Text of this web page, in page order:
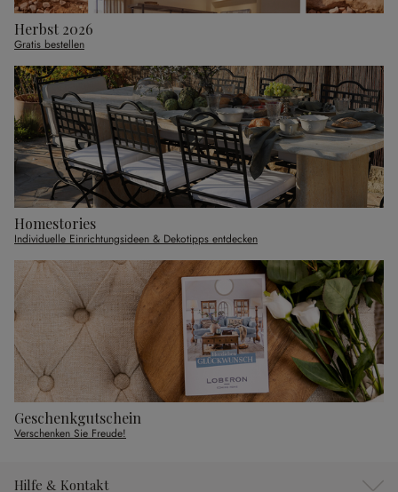
Herbst 2026
Gratis bestellen
Homestories
Individuelle Einrichtungsideen & Dekotipps entdecken
Geschenkgutschein
Verschenken Sie Freude!
Hilfe & Kontakt